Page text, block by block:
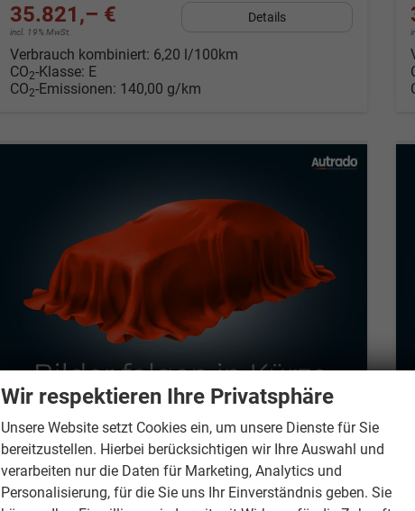
35.821,– €
incl. 19% MwSt.
Details
Verbrauch kombiniert: 6,20 l/100km
CO2-Klasse: E
CO2-Emissionen: 140,00 g/km
Volkswagen Tiguan
LIFE 150PS eTSI DSG GV5+AHK+360°+Lenkradheiz+IQ.Drive+ACC+App+eHeck+LED
unverbindliche Lieferzeit: 15.10.2026 Neuwagen
Wir respektieren Ihre Privatsphäre
Unsere Website setzt Cookies ein, um unsere Dienste für Sie
bereitzustellen. Hierbei berücksichtigen wir Ihre Auswahl und
verarbeiten nur die Daten für Marketing, Analytics und
Personalisierung, für die Sie uns Ihr Einverständnis geben. Sie